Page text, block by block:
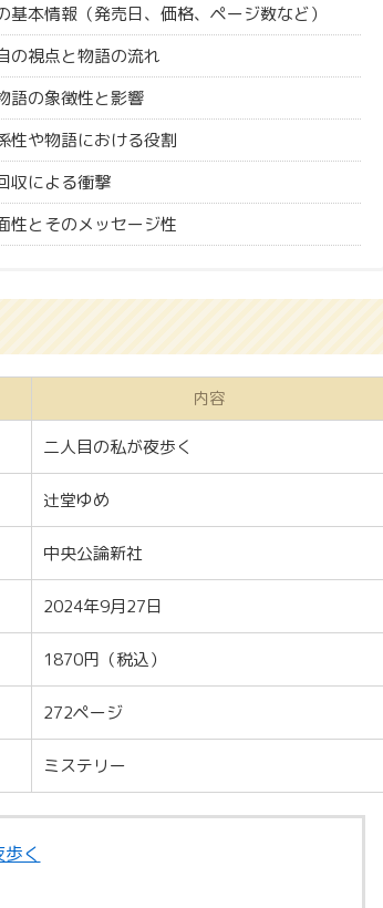
本情報（発売日、価格、ページ数など）
の視点と物語の流れ
語の象徴性と影響
性や物語における役割
収による衝撃
性とそのメッセージ性
内容
二人目の私が夜歩く
辻堂ゆめ
中央公論新社
2024年9月27日
1870円（税込）
272ページ
ミステリー
く